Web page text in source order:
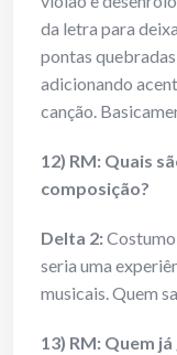
da letra para
pontas
adicionando
canção.
12) RM: Quais
composição?
Delta 2:Costumo
seria uma
musicais. Quem
13) RM: Quem